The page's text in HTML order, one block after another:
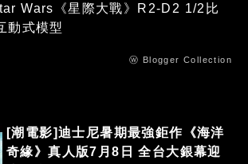
Wars《星際大戰》R2-D2 1/2比
動式模型
ⓦ Blogger Collection
[潮電影]迪士尼暑期最強鉅作《海洋
奇緣》真人版7月8日 全台大銀幕迎